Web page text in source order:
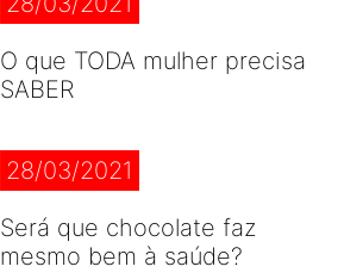
O que TODA mulher precisa
SABER
28/03/2021
Será que chocolate faz
mesmo bem à saúde?